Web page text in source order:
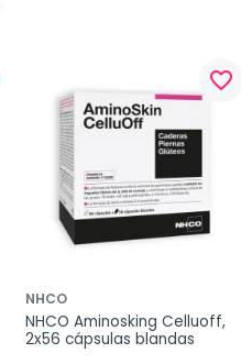
favorite_border
NHCO
NHCO Aminosking Celluoff,
2x56 cápsulas blandas